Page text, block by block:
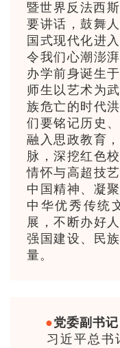
暨世界反法西
要讲话，鼓舞
国式现代化进
令我们心潮澎
办学前身诞生
师生以艺术为
族危亡的时代
们要铭记历史
融入思政教育
脉，深挖红色
情怀与高超技
中国精神、凝
中华优秀传统
展，不断办好
强国建设、民
量。
●党委副书
习近平总书